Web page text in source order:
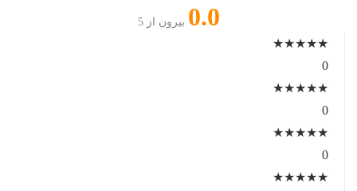
0.0 بیرون از 5
★
★
★
★
★
★
★
★
★
★
★
★
★
★
★
★